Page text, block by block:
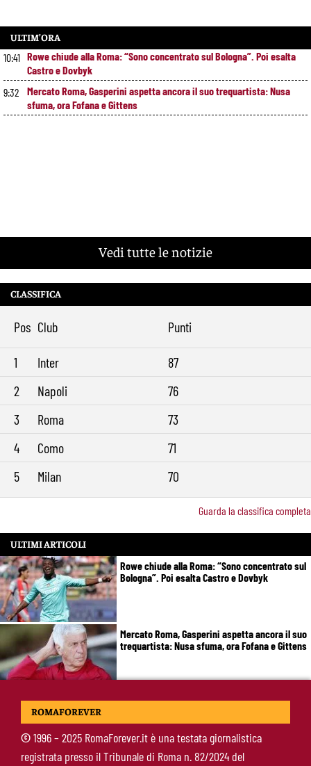
ULTIM’ORA
10:41 Rowe chiude alla Roma: “Sono concentrato sul Bologna”. Poi esalta
Castro e Dovbyk
9:32
Mercato Roma, Gasperini aspetta ancora il suo trequartista: Nusa
sfuma, ora Fofana e Gittens
Vedi tutte le notizie
CLASSIFICA
Pos Club Punti
1 Inter
87
2
Napoli
76
3
Roma
73
4
Como
71
5
Milan 70
Guarda la classifica completa
ULTIMI ARTICOLI
Rowe chiude alla Roma: “Sono concentrato sul
Bologna”. Poi esalta Castro e Dovbyk
Mercato Roma, Gasperini aspetta ancora il suo
trequartista: Nusa sfuma, ora Fofana e Gittens
Calciomercato Roma, si allontana un obiettivo
ROMAFOREVER
©1996 – 2025 RomaForever.it è una testata giornalistica
registrata presso il Tribunale di Roma n. 82/2024 del